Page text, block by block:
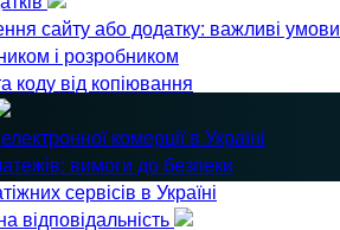
сайту або додатку: важливі умови
і розробником
коду від копіювання
комерції в Україні
вимоги до безпеки
сервісів в Україні
відповідальність